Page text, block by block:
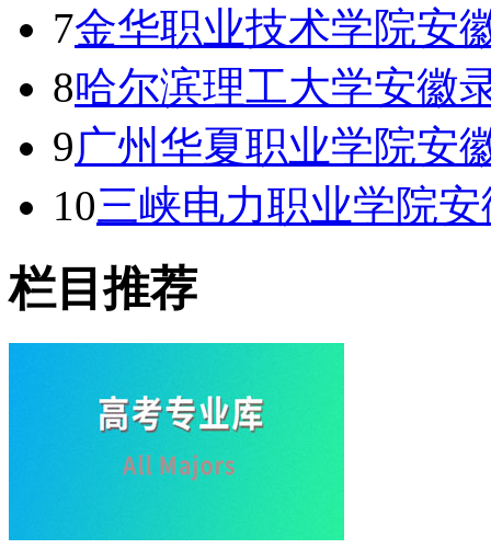
7金华职业技术学院安
8哈尔滨理工大学安徽
9广州华夏职业学院安
10三峡电力职业学院
栏目推荐